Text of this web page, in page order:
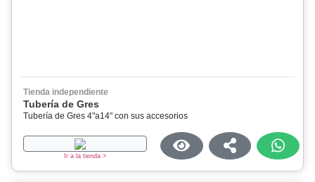
Tienda independiente
Tubería de Gres
Tubería de Gres 4"a14" con sus accesorios
Ir a la tienda >